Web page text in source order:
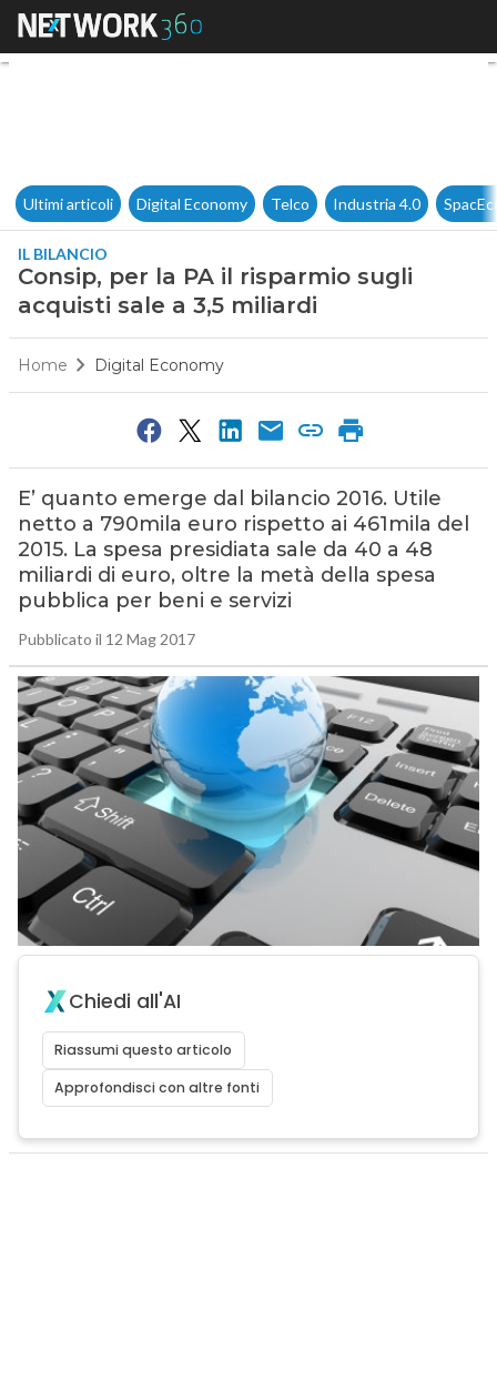
Consip, per la PA il
Ultimi articoli Digital Economy Telco Industria 4.0
IL BILANCIO
Consip, per la PA il risparmio sugli
acquisti sale a 3,5 miliardi
Home Digital Economy
E’ quanto emerge dal bilancio 2016. Utile
netto a 790mila euro rispetto ai 461mila del
2015. La spesa presidiata sale da 40 a 48
miliardi di euro, oltre la metà della spesa
pubblica per beni e servizi
Pubblicato il 12 Mag 2017
Chiedi all'AI
Riassumi questo articolo
Approfondisci con altre fonti